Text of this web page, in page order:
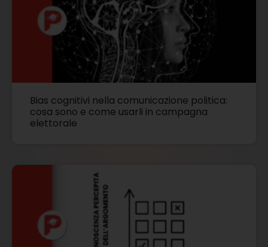
Bias cognitivi nella comunicazione politica:
cosa sono e come usarli in campagna
elettorale